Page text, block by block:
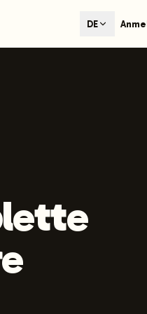
Automated content
DE